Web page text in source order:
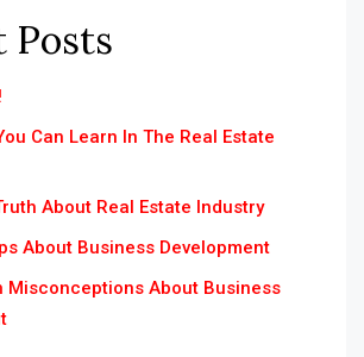
Posts
Can Learn In The Real Estate
About Real Estate Industry
About Business Development
Misconceptions About Business